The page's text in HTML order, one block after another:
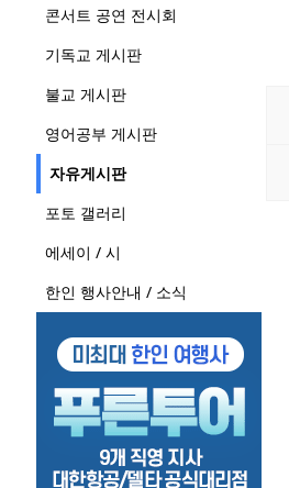
콘서트 공연 전시회
기독교 게시판
불교 게시판
영어공부 게시판
자유게시판
포토 갤러리
에세이 / 시
한인 행사안내 / 소식